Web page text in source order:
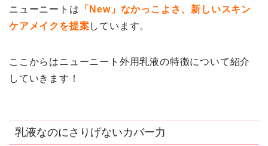
ニューニートは 「New」なかっこよさ、新しいスキン
ケアメイクを提案しています。
ここからはニューニート外用乳液の特徴について紹介
していきます！
乳液なのにさりげないカバー力